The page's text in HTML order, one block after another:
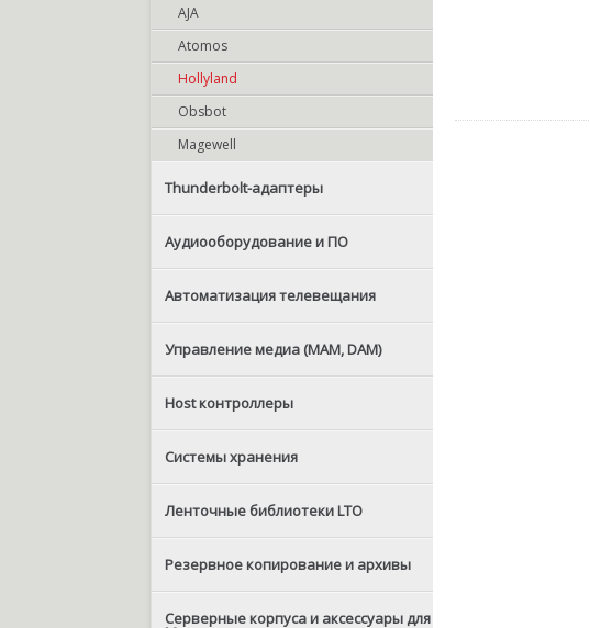
AJA
Atomos
Hollyland
Obsbot
Magewell
Thunderbolt-адаптеры
Аудиооборудование и ПО
Автоматизация телевещания
Управление медиа (MAM, DAM)
Host контроллеры
Системы хранения
Ленточные библиотеки LTO
Резервное копирование и архивы
Серверные корпуса и аксессуары для